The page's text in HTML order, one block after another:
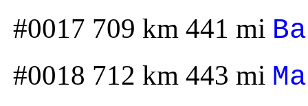
#0017 709 km 441 mi
#0018 712 km 443 mi